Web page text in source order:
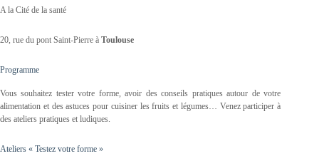
A la Cité de la santé
20, rue du pont Saint-Pierre à Toulouse
Programme
Vous souhaitez tester votre forme, avoir des conseils pratiques autour de votre
alimentation et des astuces pour cuisiner les fruits et légumes… Venez participer à
des ateliers pratiques et ludiques.
Ateliers « Testez votre forme »